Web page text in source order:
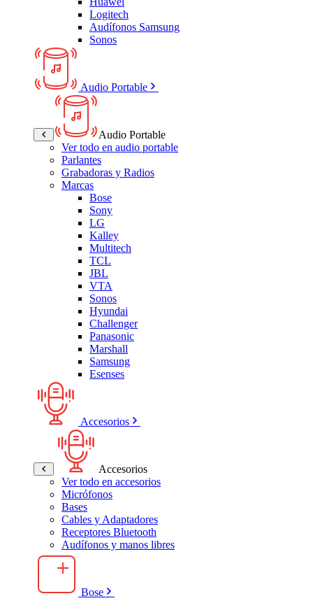
Logitech
Audífonos Samsung
Sonos
Audio Portable
Audio Portable
Ver todo en audio portable
Parlantes
Grabadoras y Radios
Marcas
Bose
Sony
LG
Kalley
Multitech
TCL
JBL
VTA
Sonos
Hyundai
Challenger
Panasonic
Marshall
Samsung
Esenses
Accesorios
Accesorios
Ver todo en accesorios
Micrófonos
Bases
Cables y Adaptadores
Receptores Bluetooth
Audífonos y manos libres
Bose